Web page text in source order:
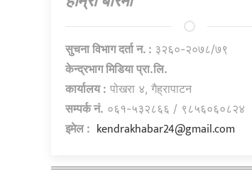
सुचना विभाग दर्ता न. : ३२६०-२०७८/७९
केन्द्रभाग मिडिया प्रा.लि.
कार्यालय : पोखरा ४, गैह्रापाटन
सम्पर्क नं. ०६१-५३२८६६ / ९८५६०६०८२४
इमेल : kendrakhabar24@gmail.com